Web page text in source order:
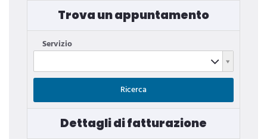
Trova un appuntamento
Servizio
Ricerca
Dettagli di fatturazione